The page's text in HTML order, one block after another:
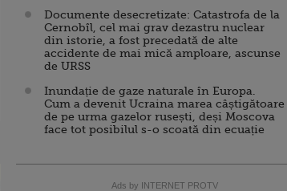
Documente desecretizate: Catastrofa de la
Cernobîl, cel mai grav dezastru nuclear
din istorie, a fost precedată de alte
accidente de mai mică amploare, ascunse
de URSS
Inundație de gaze naturale în Europa.
Cum a devenit Ucraina marea câștigătoare
de pe urma gazelor rusești, deși Moscova
face tot posibilul s-o scoată din ecuație
Ads by INTERNET PROTV